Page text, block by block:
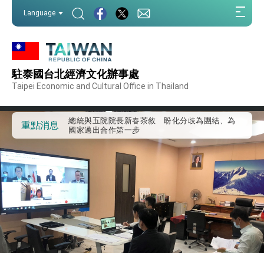
Language
駐泰國台北經濟文化辦事處
Taipei Economic and Cultural Office in Thailand
重點消息
事處」，進一步深化台美交流合作
第一屆亞太在宅醫療大會開幕 總統盼分享臺灣
外交部發布WHA文宣影片「台灣醫療點亮世界」
及「台灣智慧醫療與健康產業展」預告短片，向
世界展現台灣守護全球健康的創新能量
總統出訪史瓦帝尼返國談話 強調臺灣人有權利
走向世界 盼與理念相近國家共同維護國際秩序
訪問
總統與五院院長新春茶敘 盼化分歧為團結、為
國家邁出合作第一步
台美貿易協議完成簽署達成6大目標、創5大歷史
性突破 總統強調將以3大面向加速臺灣經濟轉型
升級 籲請立院全力支持並盡速通過
臺美簽署「對等貿易協定」確立對等關稅15%且不
疊加 我輸美2072項產品豁免對等關稅
總統接受「法新社」（AFP）專訪內容
外交部長林佳龍於《外交事務》撰文指出：自由
世界 需要台灣，團結合作方能守護繁榮